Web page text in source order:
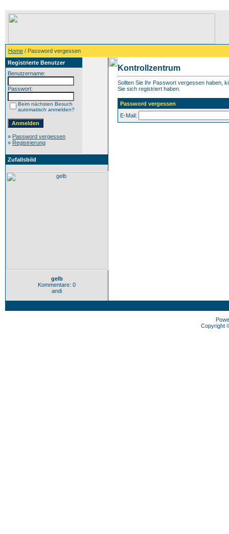
Home / Password vergessen
Registrierte Benutzer
Benutzername:
Passwort:
Beim nächsten Besuch
automatisch anmelden?
» Password vergessen
» Registrierung
Zufallsbild
gelb
Kommentare: 0
andi
Kontrollzentrum
Sollten Sie Ihr Passwort vergessen haben,
Sie sich registriert haben.
Password vergessen
E-Mail:
Copyright